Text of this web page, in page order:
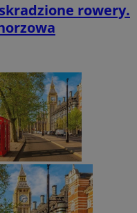
rowery.